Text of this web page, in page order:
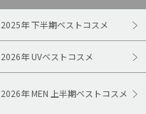
2025年 下半期ベストコスメ
2026年 UVベストコスメ
2026年 MEN 上半期ベストコスメ